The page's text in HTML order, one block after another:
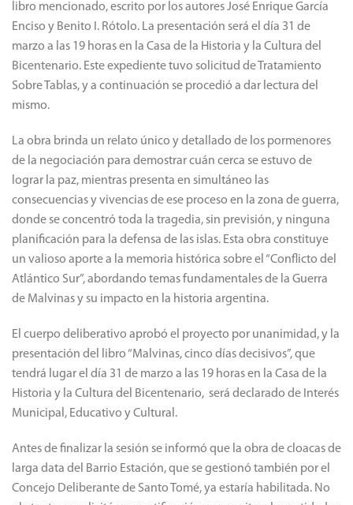
libro mencionado, escrito por los autores José Enrique García
Enciso y Benito I. Rótolo. La presentación será el día 31 de
marzo a las 19 horas en la Casa de la Historia y la Cultura del
Bicentenario. Este expediente tuvo solicitud de Tratamiento
Sobre Tablas, y a continuación se procedió a dar lectura del
mismo.
La obra brinda un relato único y detallado de los pormenores
de la negociación para demostrar cuán cerca se estuvo de
lograr la paz, mientras presenta en simultáneo las
consecuencias y vivencias de ese proceso en la zona de guerra,
donde se concentró toda la tragedia, sin previsión, y ninguna
planificación para la defensa de las islas. Esta obra constituye
un valioso aporte a la memoria histórica sobre el “Conflicto del
Atlántico Sur”, abordando temas fundamentales de la Guerra
de Malvinas y su impacto en la historia argentina.
El cuerpo deliberativo aprobó el proyecto por unanimidad, y la
presentación del libro “Malvinas, cinco días decisivos”, que
tendrá lugar el día 31 de marzo a las 19 horas en la Casa de la
Historia y la Cultura del Bicentenario, será declarado de Interés
Municipal, Educativo y Cultural.
Antes de finalizar la sesión se informó que la obra de cloacas de
larga data del Barrio Estación, que se gestionó también por el
Concejo Deliberante de Santo Tomé, ya estaría habilitada. No